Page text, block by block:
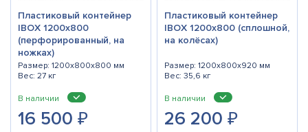
Пластиковый контейнер
IBOX 1200х800
(перфорированный, на
ножках)
Размер: 1200x800x800 мм
Вес: 27 кг
В наличии
16 500₽
Пластиковый контейнер
IBOX 1200х800 (сплошной,
на колёсах)
Размер: 1200x800x920 мм
Вес: 35,6 кг
В наличии
26 200 ₽